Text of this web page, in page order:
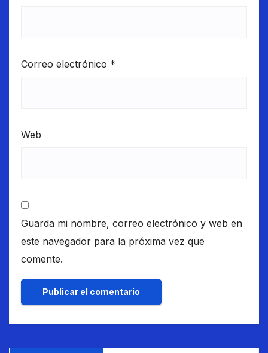
Correo electrónico *
Web
Guarda mi nombre, correo electrónico y web en
este navegador para la próxima vez que
comente.